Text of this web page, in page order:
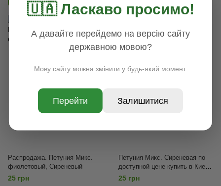
Распродажа. Петуния Микс.
фиолетовый, Сиреневый
25 грн
Петуния Микс. Сиреневая по
доступной цене купить в Киеве
или в области, Сиреневый
25 грн
🇺🇦 Ласкаво просимо!
А давайте перейдемо на версію сайту
державною мовою?
Мову сайту можна змінити у будь-який момент.
Перейти Залишитися